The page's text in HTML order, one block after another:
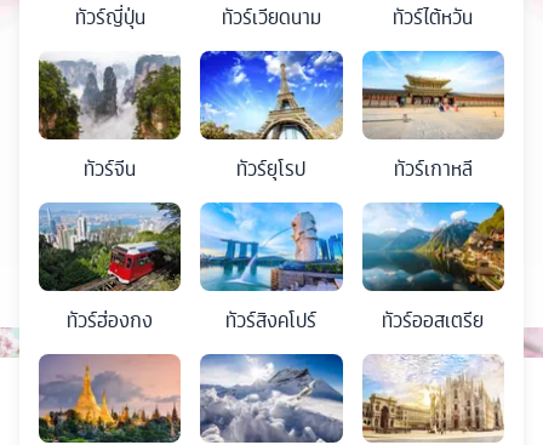
ทัวร์ญี่ปุ่น ทัวร์เวียดนาม ทัวร์ไต้หวัน
ทัวร์จีน ทัวร์ยุโรป ทัวร์เกาหลี
ทัวร์ฮ่องกง ทัวร์สิงคโปร์ ทัวร์ออสเตรีย